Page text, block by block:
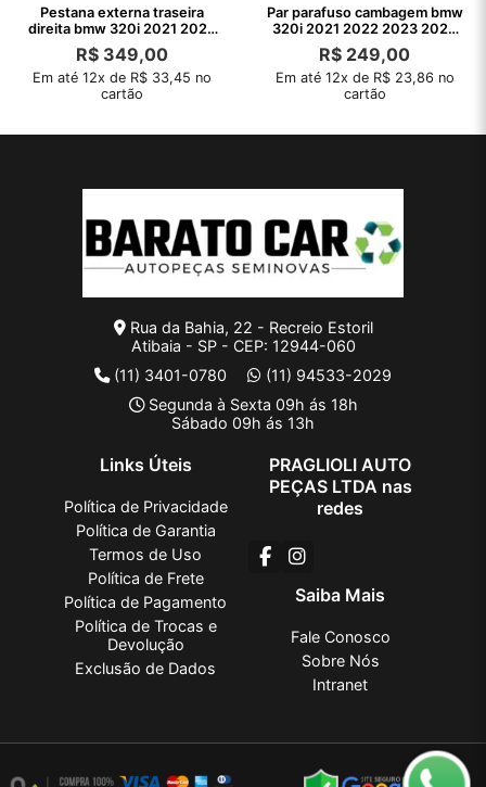
Pestana externa traseira
direita bmw 320i 2021 2022
2023
R$349,00
Em até 12x de R$ 33,45 no
cartão
Par parafuso cambagem bmw
320i 2021 2022 2023 2024
2025
R$ 249,00
Em até 12x de R$ 23,86 no
cartão
Rua da Bahia, 22 - Recreio Estoril
Atibaia - SP - CEP: 12944-060
(11) 3401-0780
(11) 94533-2029
Segunda à Sexta 09h ás 18h
Sábado 09h ás 13h
Links Úteis
Política de Privacidade
Política de Garantia
Termos de Uso
Política de Frete
Política de Pagamento
Política de Trocas e
Devolução
Exclusão de Dados
PRAGLIOLI AUTO
PEÇAS LTDA nas
redes
Saiba Mais
Fale Conosco
Sobre Nós
Intranet